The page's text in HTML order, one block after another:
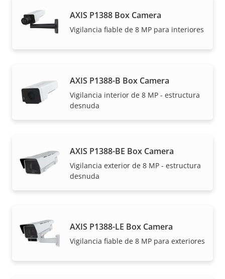
AXIS P1388 Box Camera
Vigilancia fiable de 8 MP para interiores
AXIS P1388-B Box Camera
Vigilancia interior de 8 MP - estructura
desnuda
AXIS P1388-BE Box Camera
Vigilancia exterior de 8 MP - estructura
desnuda
AXIS P1388-LE Box Camera
Vigilancia fiable de 8 MP para exteriores